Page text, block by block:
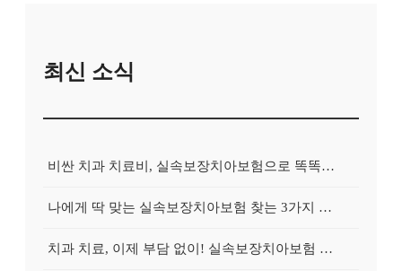
최신 소식
비싼 치과 치료비, 실속보장치아보험으로 똑똑하게 대비하는 방법
나에게 딱 맞는 실속보장치아보험 찾는 3가지 핵심 질문
치과 치료, 이제 부담 없이! 실속보장치아보험 가입 전략